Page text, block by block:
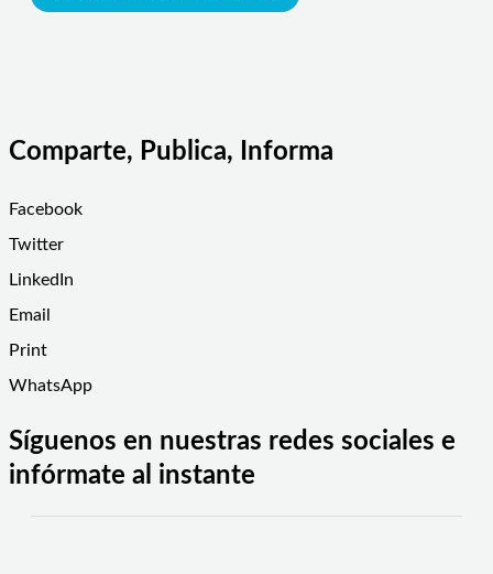
Comparte, Publica, Informa
Facebook
Twitter
LinkedIn
Email
Print
WhatsApp
Síguenos en nuestras redes sociales e
infórmate al instante